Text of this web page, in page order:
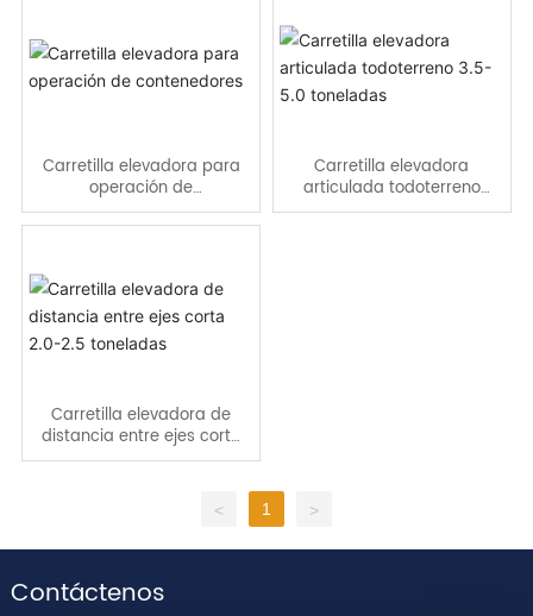
Carretilla elevadora para
operación de
contenedores
Carretilla elevadora
articulada todoterreno
3.5-5.0 toneladas
Carretilla elevadora de
distancia entre ejes corta
2.0-2.5 toneladas
< 1 >
Contáctenos